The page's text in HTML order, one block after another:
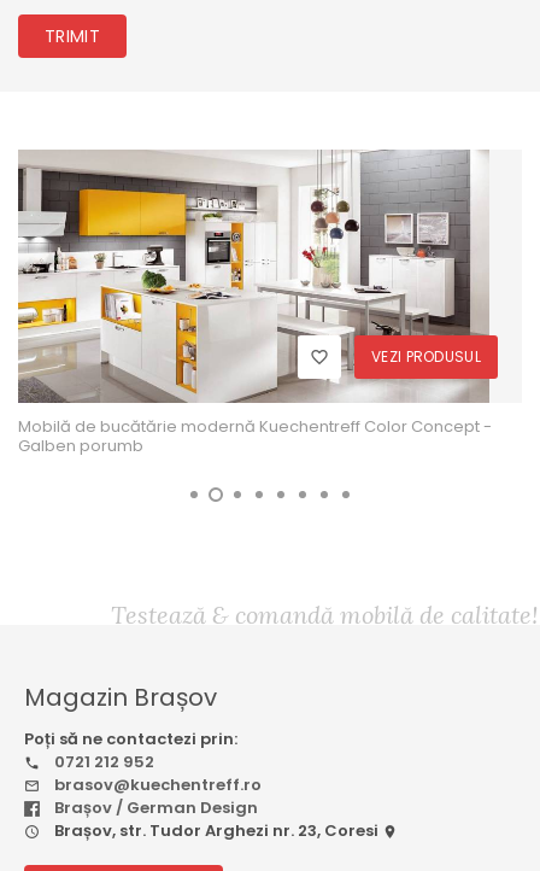
TRIMIT
VEZI PRODUSUL
Mobilă de bucătărie modernă Kuechentreff Color Concept -
Galben porumb
Testează & comandă mobilă de calitate!
Magazin Brașov
Poți să ne contactezi prin:
0721 212 952
brasov@kuechentreff.ro
Brașov / German Design
Brașov, str. Tudor Arghezi nr. 23, Coresi